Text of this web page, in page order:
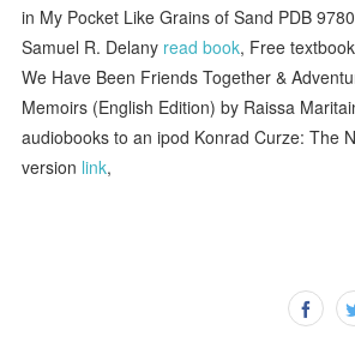
in My Pocket Like Grains of Sand PDB
Samuel R. Delany read book, Free
We Have Been Friends Together &
Memoirs (English Edition) by Raissa
audiobooks to an ipod Konrad Curze: The
version link,